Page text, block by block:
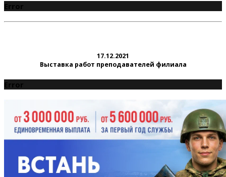
Error
17.12.2021
Выставка работ преподавателей филиала
Error